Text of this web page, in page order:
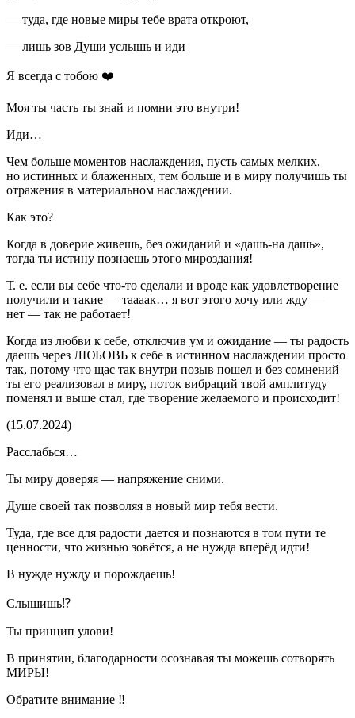
— туда, где новые миры тебе врата откроют,
— лишь зов Души услышь и иди
Я всегда с тобою ❤️
Моя ты часть ты знай и помни это внутри!
Иди…
Чем больше моментов наслаждения, пусть самых мелких,
но истинных и блаженных, тем больше и в миру получишь ты
отражения в материальном наслаждении.
Как это?
Когда в доверие живешь, без ожиданий и «дашь-на дашь»,
тогда ты истину познаешь этого мироздания!
Т. е. если вы себе что-то сделали и вроде как удовлетворение
получили и такие — таааак… я вот этого хочу или жду —
нет — так не работает!
Когда из любви к себе, отключив ум и ожидание — ты радость
даешь через ЛЮБОВЬ к себе в истинном наслаждении просто
так, потому что щас так внутри позыв пошел и без сомнений
ты его реализовал в миру, поток вибраций твой амплитуду
поменял и выше стал, где творение желаемого и происходит!
(15.07.2024)
Расслабься…
Ты миру доверяя — напряжение сними.
Душе своей так позволяя в новый мир тебя вести.
Туда, где все для радости дается и познаются в том пути те
ценности, что жизнью зовётся, а не нужда вперёд идти!
В нужде нужду и порождаешь!
Слышишь⁉️
Ты принцип улови!
В принятии, благодарности осознавая ты можешь сотворять
МИРЫ!
Обратите внимание ‼️